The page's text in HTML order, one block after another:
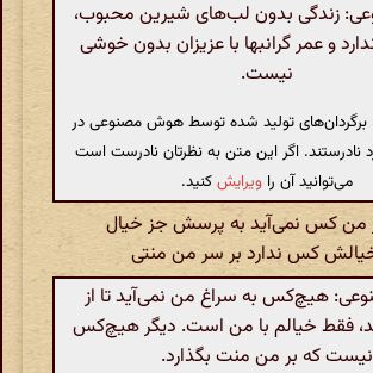
زندگی بدون لب‌های شیرین محبوب،
و عمر گرانبها با عزیزان بدون خوشی
نیست.
برگردان‌های تولید شده توسط هوش مصنوعی در
نادرستند. اگر این متن به نظرتان نادرست است
می‌توانید آن را ویرایشکنید.
من کس نمی‌آید به پرسش جز خیال
کس ندارد بر سر من منتی
هیچ‌کس به سراغ من نمی‌آید تا از
فقط خیالم با من است. دیگر هیچ‌کس
نیست که بر من منت بگذارد.